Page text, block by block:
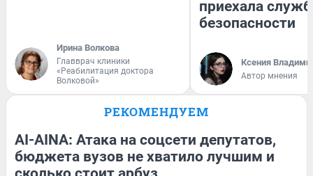
Ирина Волкова
Главврач клиники
«Реабилитация доктора
Волковой»
приехала
безопасности
Ксения
Автор мнения
РЕКОМЕНДУЕМ
AI-AINA: Атака на соцсети депутатов,
бюджета вузов не хватило лучшим и